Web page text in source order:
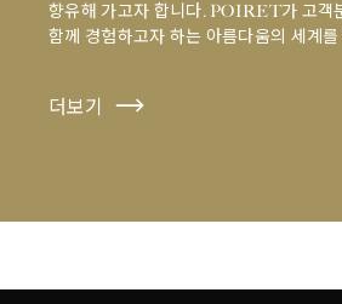
향유해 가고자 합니다. POIRET가 고객
함께 경험하고자 하는 아름다움의 세계
더보기